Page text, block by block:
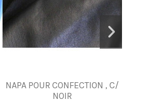
NAPA POUR CONFECTION , C/
NOIR